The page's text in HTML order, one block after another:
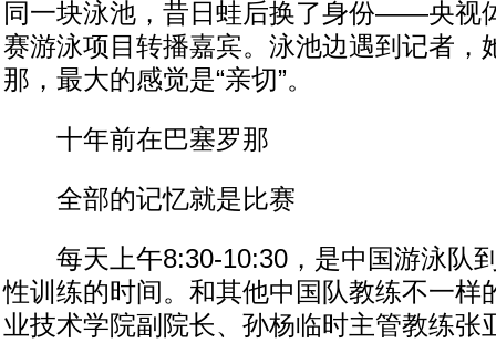
同一块泳池，昔日蛙后换了身份——央视
赛游泳项目转播嘉宾。泳池边遇到记者，
那，最大的感觉是“亲切”。
十年前在巴塞罗那
全部的记忆就是比赛
每天上午8:30-10:30，是中国游泳队
性训练的时间。和其他中国队教练不一样
业技术学院副院长、孙杨临时主管教练张